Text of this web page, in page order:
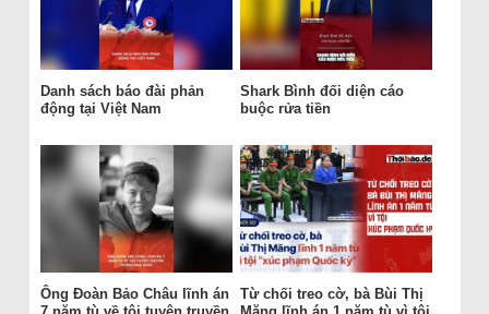
Danh sách báo đài phản
động tại Việt Nam
Shark Bình đối diện cáo
buộc rửa tiền
Ông Đoàn Bảo Châu lĩnh án
Từ chối treo cờ, bà Bùi Thị